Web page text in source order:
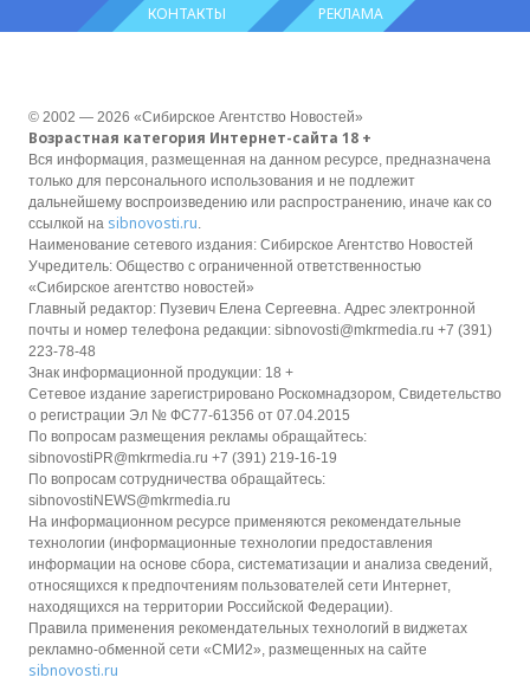
КОНТАКТЫ РЕКЛАМА
© 2002 — 2026 «Сибирское Агентство Новостей»
Возрастная категория Интернет-сайта 18 +
Вся информация, размещенная на данном ресурсе, предназначена
только для персонального использования и не подлежит
дальнейшему воспроизведению или распространению, иначе как со
ссылкой на sibnovosti.ru.
Наименование сетевого издания: Сибирское Агентство Новостей
Учредитель: Общество с ограниченной ответственностью
«Сибирское агентство новостей»
Главный редактор: Пузевич Елена Сергеевна. Адрес электронной
почты и номер телефона редакции: sibnovosti@mkrmedia.ru +7 (391)
223-78-48
Знак информационной продукции: 18 +
Сетевое издание зарегистрировано Роскомнадзором, Свидетельство
о регистрации Эл № ФС77-61356 от 07.04.2015
По вопросам размещения рекламы обращайтесь:
sibnovostiPR@mkrmedia.ru +7 (391) 219-16-19
По вопросам сотрудничества обращайтесь:
sibnovostiNEWS@mkrmedia.ru
На информационном ресурсе применяются рекомендательные
технологии (информационные технологии предоставления
информации на основе сбора, систематизации и анализа сведений,
относящихся к предпочтениям пользователей сети Интернет,
находящихся на территории Российской Федерации).
Правила применения рекомендательных технологий в виджетах
рекламно-обменной сети «СМИ2», размещенных на сайте
sibnovosti.ru